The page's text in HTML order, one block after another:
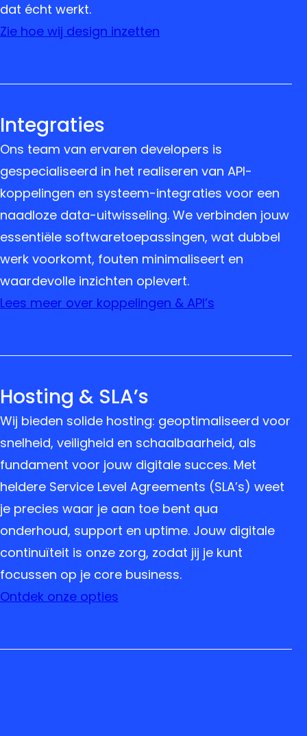
dat écht werkt.
Zie hoe wij design inzetten
Integraties
Ons team van ervaren developers is
gespecialiseerd in het realiseren van API-
koppelingen en systeem-integraties voor een
naadloze data-uitwisseling. We verbinden jouw
essentiële softwaretoepassingen, wat dubbel
werk voorkomt, fouten minimaliseert en
waardevolle inzichten oplevert.
Lees meer over koppelingen & API’s
Hosting & SLA’s
Wij bieden solide hosting: geoptimaliseerd voor
snelheid, veiligheid en schaalbaarheid, als
fundament voor jouw digitale succes. Met
heldere Service Level Agreements (SLA’s) weet
je precies waar je aan toe bent qua
onderhoud, support en uptime. Jouw digitale
continuïteit is onze zorg, zodat jij je kunt
focussen op je core business.
Ontdek onze opties